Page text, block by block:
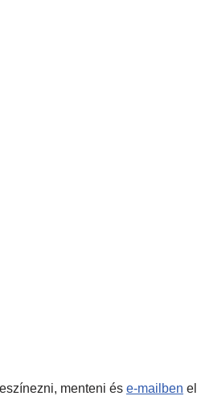
menteni és e-mailben